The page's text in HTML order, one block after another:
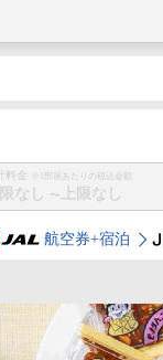
料金 ※1部屋あたりの税込金額
〜
航空券+宿泊